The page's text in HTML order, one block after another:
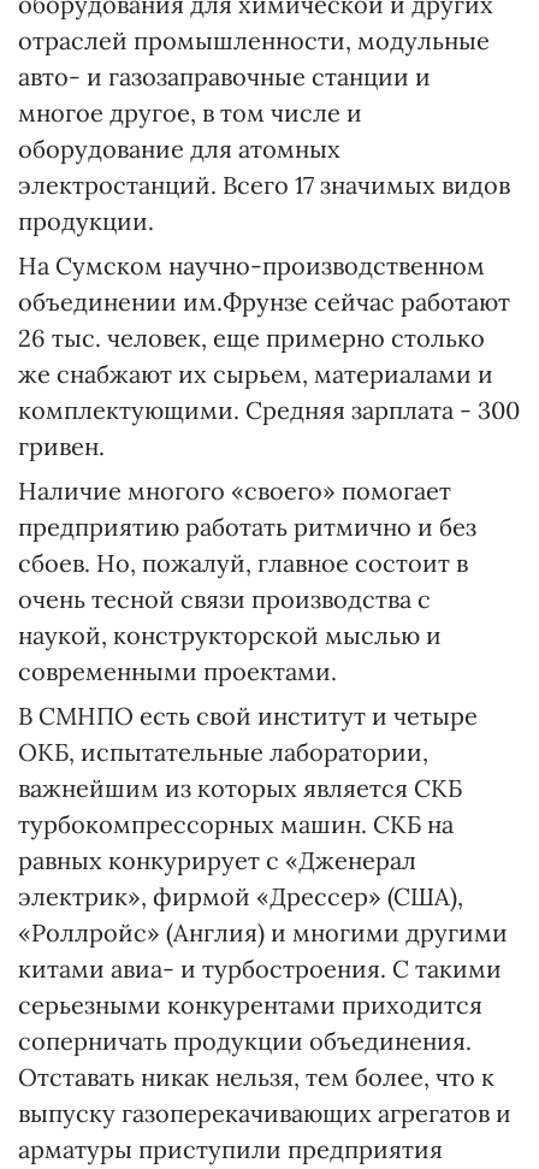
отраслей промышленности, модульные
авто- и газозаправочные станции и
многое другое, в том числе и
оборудование для атомных
электростанций. Всего 17 значимых видов
продукции.
На Сумском научно-производственном
объединении им.Фрунзе сейчас работают
26 тыс. человек, еще примерно столько
же снабжают их сырьем, материалами и
комплектующими. Средняя зарплата - 300
гривен.
Наличие многого «своего» помогает
предприятию работать ритмично и без
сбоев. Но, пожалуй, главное состоит в
очень тесной связи производства с
наукой, конструкторской мыслью и
современными проектами.
В СМНПО есть свой институт и четыре
ОКБ, испытательные лаборатории,
важнейшим из которых является СКБ
турбокомпрессорных машин. СКБ на
равных конкурирует с «Дженерал
электрик», фирмой «Дрессер» (США),
«Роллройс» (Англия) и многими другими
китами авиа- и турбостроения. С такими
серьезными конкурентами приходится
соперничать продукции объединения.
Отставать никак нельзя, тем более, что к
выпуску газоперекачивающих агрегатов и
арматуры приступили предприятия